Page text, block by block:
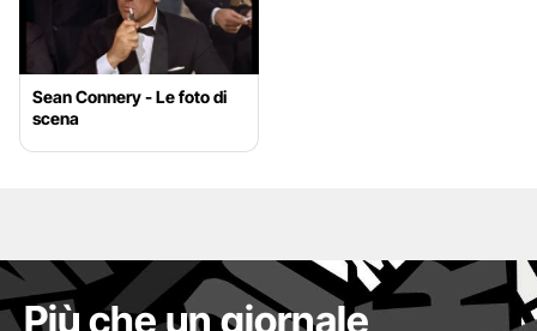
Sean Connery - Le foto di
scena
Più che un giornale